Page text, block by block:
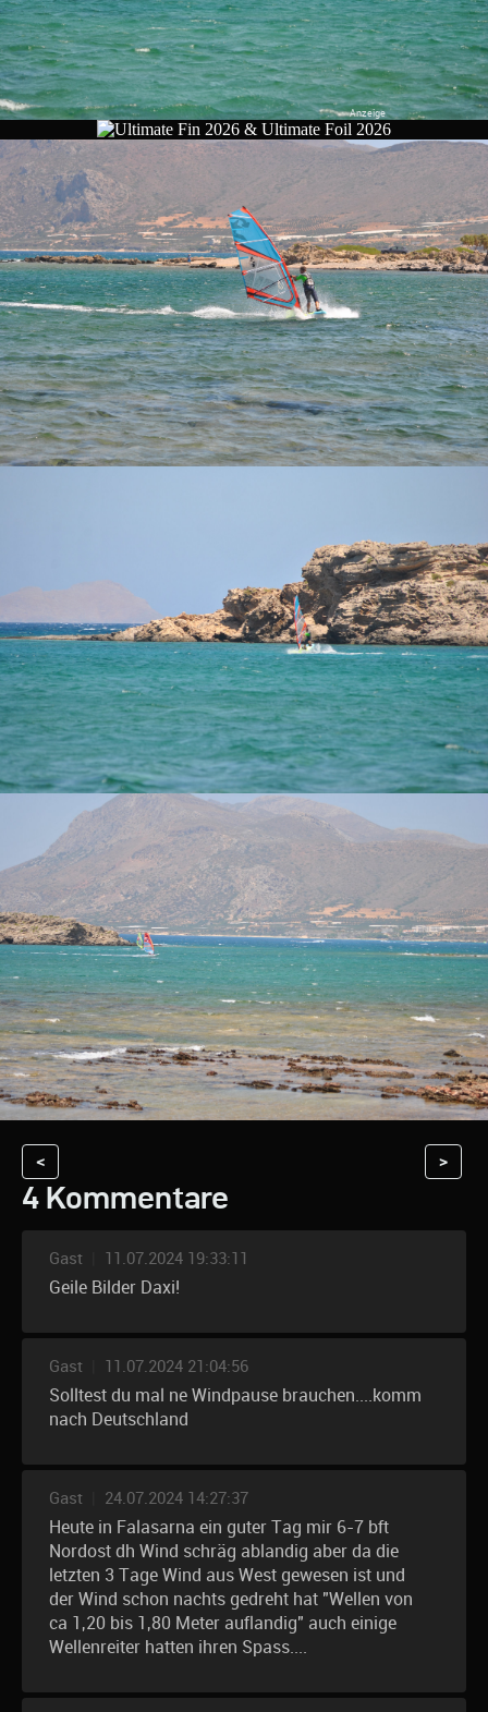
< >
4 Kommentare
Gast 11.07.2024 19:33:11
Geile Bilder Daxi!
Gast 11.07.2024 21:04:56
Solltest du mal ne Windpause brauchen....komm
nach Deutschland
Gast 24.07.2024 14:27:37
Heute in Falasarna ein guter Tag mir 6-7 bft
Nordost dh Wind schräg ablandig aber da die
letzten 3 Tage Wind aus West gewesen ist und
der Wind schon nachts gedreht hat "Wellen von
ca 1,20 bis 1,80 Meter auflandig" auch einige
Wellenreiter hatten ihren Spass....